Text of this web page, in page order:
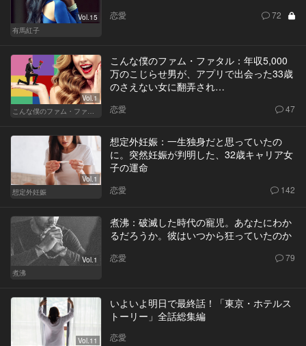
Vol.15
有馬紅子
恋愛 72
Vol.1
こんな僕のファム・ファタル
こんな僕のファム・ファタル：年収5,000
万のこじらせ男が、アプリで出会った33歳
のさえない女に翻弄され…
恋愛 47
Vol.1
想定外妊娠
想定外妊娠：一生独身だと思っていたの
に。突然妊娠が判明した、32歳キャリア女
子の運命
恋愛 142
Vol.1
煮沸
煮沸：破滅した時代の寵児。あなたにわか
るだろうか。彼はいつから狂っていたのか
恋愛 79
Vol.11
いよいよ明日で最終話！「東京・ホテルス
トーリー」全話総集編
恋愛